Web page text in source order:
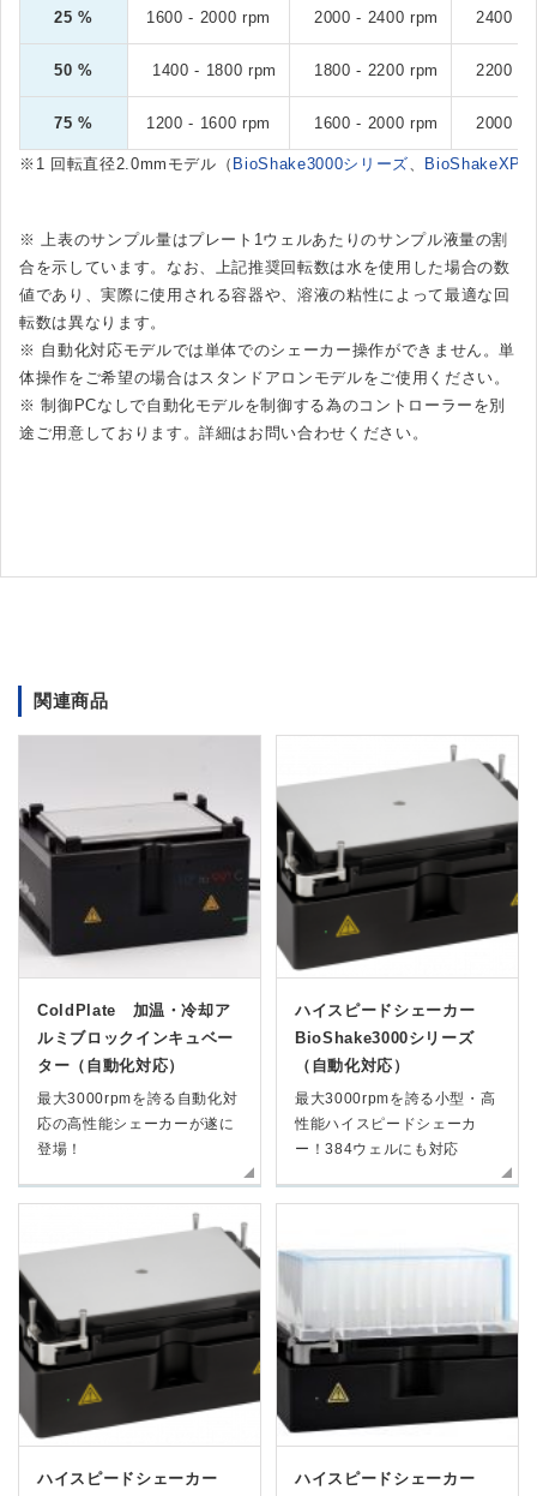
25 % 1600 - 2000 rpm 2000 - 2400 rpm 2400 -
50 % 1400 - 1800 rpm 1800 - 2200 rpm 2200 -
75 % 1200 - 1600 rpm 1600 - 2000 rpm 2000 -
※1 回転直径2.0mmモデル（ BioShake3000シリーズ、 BioShakeXP/
※ 上表のサンプル量はプレート1ウェルあたりのサンプル液量の割
合を示しています。なお、上記推奨回転数は水を使用した場合の数
値であり、実際に使用される容器や、溶液の粘性によって最適な回
転数は異なります。
※ 自動化対応モデルでは単体でのシェーカー操作ができません。単
体操作をご希望の場合はスタンドアロンモデルをご使用ください。
※ 制御PCなしで自動化モデルを制御する為のコントローラーを別
途ご用意しております。詳細はお問い合わせください。
関連商品
ColdPlate 加温・冷却ア
ルミブロックインキュベー
ター（自動化対応）
最大3000rpmを誇る自動化対
応の高性能シェーカーが遂に
登場！
ハイスピードシェーカー
BioShake3000シリーズ
（自動化対応）
最大3000rpmを誇る小型・高
性能ハイスピードシェーカ
ー！384ウェルにも対応
ハイスピードシェーカー
ハイスピードシェーカー